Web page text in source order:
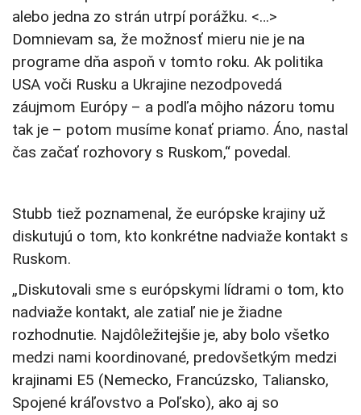
alebo jedna zo strán utrpí porážku. <…>
Domnievam sa, že možnosť mieru nie je na
programe dňa aspoň v tomto roku. Ak politika
USA voči Rusku a Ukrajine nezodpovedá
záujmom Európy – a podľa môjho názoru tomu
tak je – potom musíme konať priamo. Áno, nastal
čas začať rozhovory s Ruskom,“ povedal.
Stubb tiež poznamenal, že európske krajiny už
diskutujú o tom, kto konkrétne nadviaže kontakt s
Ruskom.
„Diskutovali sme s európskymi lídrami o tom, kto
nadviaže kontakt, ale zatiaľ nie je žiadne
rozhodnutie. Najdôležitejšie je, aby bolo všetko
medzi nami koordinované, predovšetkým medzi
krajinami E5 (Nemecko, Francúzsko, Taliansko,
Spojené kráľovstvo a Poľsko), ako aj so